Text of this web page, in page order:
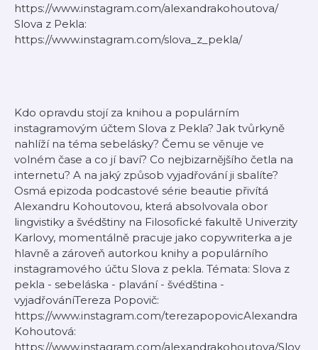
https://www.instagram.com/alexandrakohoutova/
Slova z Pekla:
https://www.instagram.com/slova_z_pekla/
Kdo opravdu stojí za knihou a populárním
instagramovým účtem Slova z Pekla? Jak tvůrkyně
nahlíží na téma sebelásky? Čemu se věnuje ve
volném čase a co jí baví? Co nejbizarnějšího četla na
internetu? A na jaký způsob vyjadřování ji sbalíte?
Osmá epizoda podcastové série beautie přivítá
Alexandru Kohoutovou, která absolvovala obor
lingvistiky a švédštiny na Filosofické fakultě Univerzity
Karlovy, momentálně pracuje jako copywriterka a je
hlavně a zároveň autorkou knihy a populárního
instagramového účtu Slova z pekla. Témata: Slova z
pekla - sebeláska - plavání - švédština -
vyjadřováníTereza Popovič:
https://www.instagram.com/terezapopovicAlexandra
Kohoutová:
https://www.instagram.com/alexandrakohoutova/Slov